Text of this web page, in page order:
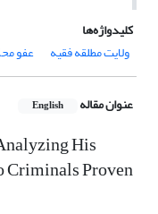
کلیدواژه‌ها
ولایت مطلقه فقیه
عفو
عنوان مقاله English
His
Proven